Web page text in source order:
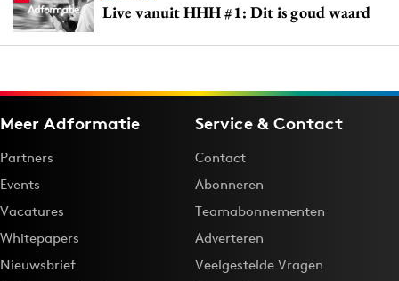
Live vanuit HHH #1: Dit is goud waard
Meer Adformatie
Partners
Events
Vacatures
Whitepapers
Nieuwsbrief
Service & Contact
Contact
Abonneren
Teamabonnementen
Adverteren
Veelgestelde Vragen